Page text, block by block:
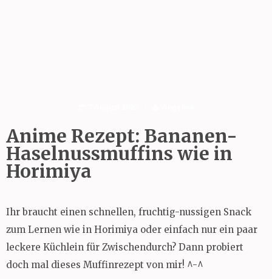
Anime Rezept: Bananen-
Haselnussmuffins wie in
Horimiya
Ihr braucht einen schnellen, fruchtig-nussigen Snack
zum Lernen wie in Horimiya oder einfach nur ein paar
leckere Küchlein für Zwischendurch? Dann probiert
doch mal dieses Muffinrezept von mir! ^-^